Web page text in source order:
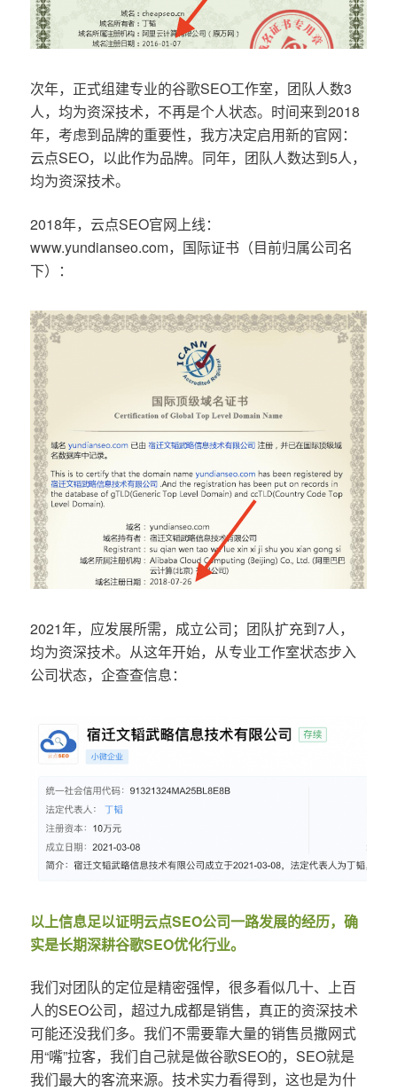
次年，正式组建专业的谷歌SEO工作室，团队人数3
人，均为资深技术，不再是个人状态。时间来到2018
年，考虑到品牌的重要性，我方决定启用新的官网：
云点SEO，以此作为品牌。同年，团队人数达到5人，
均为资深技术。
2018年，云点SEO官网上线：
www.yundianseo.com，国际证书（目前归属公司名
下）：
2021年，应发展所需，成立公司；团队扩充到7人，
均为资深技术。从这年开始，从专业工作室状态步入
公司状态，企查查信息：
以上信息足以证明云点SEO公司一路发展的经历，确
实是长期深耕谷歌SEO优化行业。
我们对团队的定位是精密强悍，很多看似几十、上百
人的SEO公司，超过九成都是销售，真正的资深技术
可能还没我们多。我们不需要靠大量的销售员撒网式
用“嘴”拉客，我们自己就是做谷歌SEO的，SEO就是
我们最大的客流来源。技术实力看得到，这也是为什